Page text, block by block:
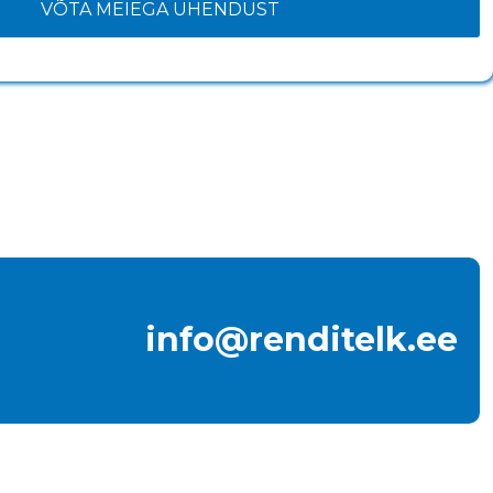
VÕTA MEIEGA ÜHENDUST
info@renditelk.ee